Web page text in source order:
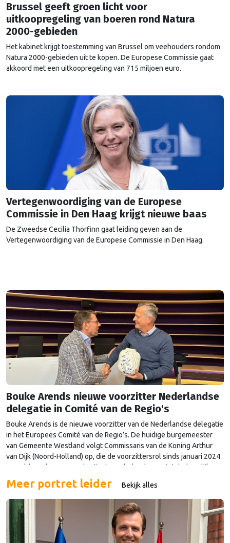
Brussel geeft groen licht voor
uitkoopregeling van boeren rond Natura
2000-gebieden
Het kabinet krijgt toestemming van Brussel om veehouders rondom
Natura 2000-gebieden uit te kopen. De Europese Commissie gaat
akkoord met een uitkoopregeling van 715 miljoen euro.
Vertegenwoordiging van de Europese
Commissie in Den Haag krijgt nieuwe baas
De Zweedse Cecilia Thorfinn gaat leiding geven aan de
Vertegenwoordiging van de Europese Commissie in Den Haag.
Bouke Arends nieuwe voorzitter Nederlandse
delegatie in Comité van de Regio's
Bouke Arends is de nieuwe voorzitter van de Nederlandse delegatie
in het Europees Comité van de Regio’s. De huidige burgemeester
van Gemeente Westland volgt Commissaris van de Koning Arthur
van Dijk (Noord-Holland) op, die de voorzittersrol sinds januari 2024
vervulde. Volgens Arends zijn de Nederlandse regio’s behoorlijk
succesvol in hun lobby in Brussel, en dat komt vooral omdat …
Continued
Meer portret leider Bekijk alles